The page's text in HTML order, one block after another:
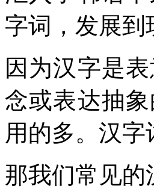
字词，发展
因为汉字是
念或表达抽
用的多。汉
那我们常见